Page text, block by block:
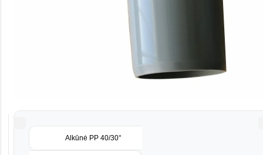
Alkūnė PP 40/30°